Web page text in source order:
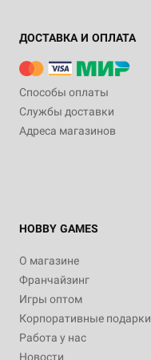
ДОСТАВКА И ОПЛАТА
Способы оплаты
Службы доставки
Адреса магазинов
HOBBY GAMES
О магазине
Франчайзинг
Игры оптом
Корпоративные подарки
Работа у нас
Новости